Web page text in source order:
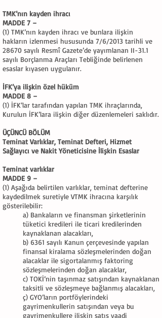
TMK’nın kayden ihracı
MADDE 7 –
(1) TMK’nın kayden ihracı ve bunlara ilişkin
hakların izlenmesi hususunda 7/6/2013 tarihli ve
28670 sayılı Resmî Gazete’de yayımlanan II-31.1
sayılı Borçlanma Araçları Tebliğinde belirlenen
esaslar kıyasen uygulanır.
İFK’ya ilişkin özel hüküm
MADDE 8 –
(1) İFK’lar tarafından yapılan TMK ihraçlarında,
Kurulun İFK’lara ilişkin diğer düzenlemeleri saklıdır.
ÜÇÜNCÜ BÖLÜM
Teminat Varlıklar, Teminat Defteri, Hizmet
Sağlayıcı ve Nakit Yöneticisine İlişkin Esaslar
Teminat varlıklar
MADDE 9 –
(1) Aşağıda belirtilen varlıklar, teminat defterine
kaydedilmek suretiyle VTMK ihracına karşılık
gösterilebilir:
a) Bankaların ve finansman şirketlerinin
tüketici kredileri ile ticari kredilerinden
kaynaklanan alacakları,
b) 6361 sayılı Kanun çerçevesinde yapılan
finansal kiralama sözleşmelerinden doğan
alacaklar ile sigortalanmış faktoring
sözleşmelerinden doğan alacaklar,
c) TOKİ’nin taşınmaz satışından kaynaklanan
taksitli ve sözleşmeye bağlanmış alacakları,
ç) GYO’ların portföylerindeki
gayrimenkullerin satışından veya bu
gayrimenkullere ilişkin satış vaadi